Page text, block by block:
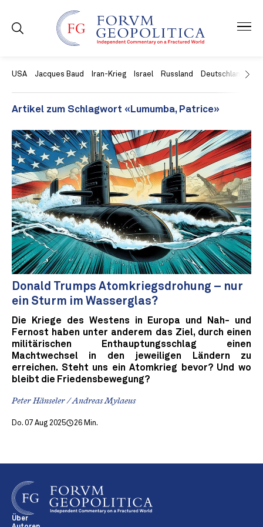
USA Jacques Baud Iran-Krieg Israel Russland Deutschland
Artikel zum Schlagwort «Lumumba, Patrice»
Donald Trumps Atomkriegsdrohung – nur
ein Sturm im Wasserglas?
Die Kriege des Westens in Europa und Nah- und
Fernost haben unter anderem das Ziel, durch einen
militärischen Enthauptungsschlag einen
Machtwechsel in den jeweiligen Ländern zu
erreichen. Steht uns ein Atomkrieg bevor? Und wo
bleibt die Friedensbewegung?
Peter Hänseler / Andreas Mylaeus
Do. 07 Aug 2025 26 Min.
Über